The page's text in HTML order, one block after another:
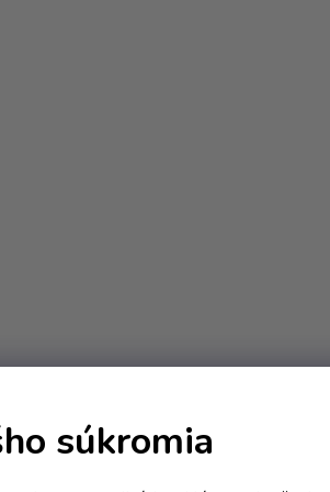
súkromia
v
l